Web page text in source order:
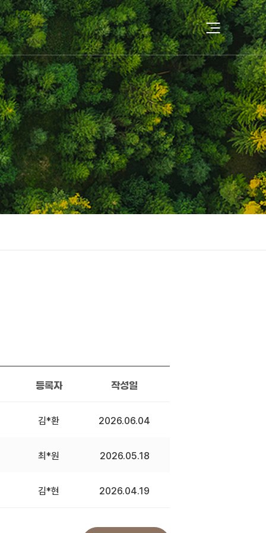
등록자 작성일
김*환 2026.06.04
최*원 2026.05.18
김*현 2026.04.19